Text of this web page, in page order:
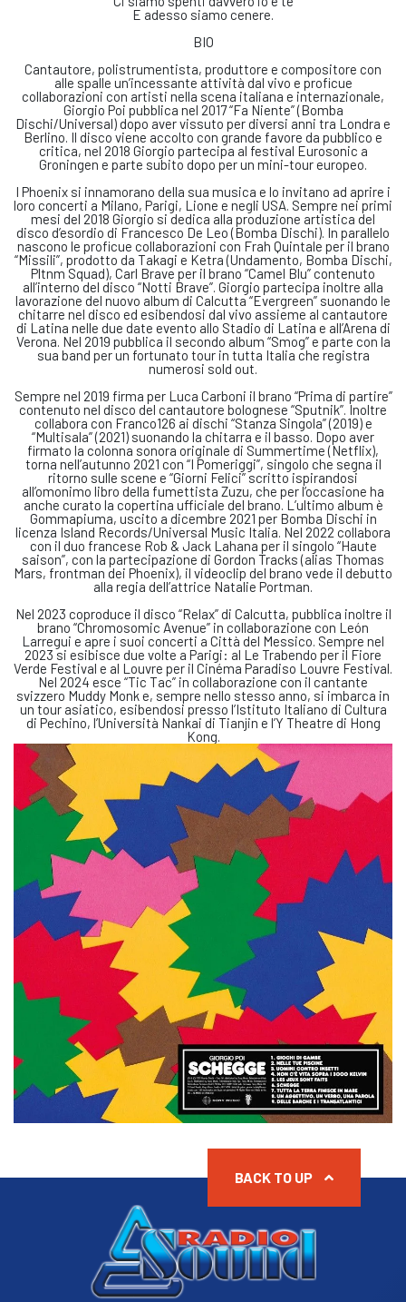
E adesso siamo cenere.
BIO
Cantautore, polistrumentista, produttore e compositore con
alle spalle un’incessante attività dal vivo e proficue
collaborazioni con artisti nella scena italiana e internazionale,
Giorgio Poi pubblica nel 2017 “Fa Niente” (Bomba
Dischi/Universal) dopo aver vissuto per diversi anni tra Londra e
Berlino. Il disco viene accolto con grande favore da pubblico e
critica, nel 2018 Giorgio partecipa al festival Eurosonic a
Groningen e parte subito dopo per un mini-tour europeo.
I Phoenix si innamorano della sua musica e lo invitano ad aprire i
loro concerti a Milano, Parigi, Lione e negli USA. Sempre nei primi
mesi del 2018 Giorgio si dedica alla produzione artistica del
disco d’esordio di Francesco De Leo (Bomba Dischi). In parallelo
nascono le proficue collaborazioni con Frah Quintale per il brano
“Missili”, prodotto da Takagi e Ketra (Undamento, Bomba Dischi,
Pltnm Squad), Carl Brave per il brano “Camel Blu” contenuto
all’interno del disco “Notti Brave”. Giorgio partecipa inoltre alla
lavorazione del nuovo album di Calcutta “Evergreen” suonando le
chitarre nel disco ed esibendosi dal vivo assieme al cantautore
di Latina nelle due date evento allo Stadio di Latina e all’Arena di
Verona. Nel 2019 pubblica il secondo album “Smog” e parte con la
sua band per un fortunato tour in tutta Italia che registra
numerosi sold out.
Sempre nel 2019 firma per Luca Carboni il brano “Prima di partire”
contenuto nel disco del cantautore bolognese “Sputnik”. Inoltre
collabora con Franco126 ai dischi “Stanza Singola” (2019) e
“Multisala” (2021) suonando la chitarra e il basso. Dopo aver
firmato la colonna sonora originale di Summertime (Netflix),
torna nell’autunno 2021 con “I Pomeriggi”, singolo che segna il
ritorno sulle scene e “Giorni Felici” scritto ispirandosi
all’omonimo libro della fumettista Zuzu, che per l’occasione ha
anche curato la copertina ufficiale del brano. L’ultimo album è
Gommapiuma, uscito a dicembre 2021 per Bomba Dischi in
licenza Island Records/Universal Music Italia. Nel 2022 collabora
con il duo francese Rob & Jack Lahana per il singolo “Haute
saison”, con la partecipazione di Gordon Tracks (alias Thomas
Mars, frontman dei Phoenix), il videoclip del brano vede il debutto
alla regia dell’attrice Natalie Portman.
Nel 2023 coproduce il disco “Relax” di Calcutta, pubblica inoltre il
brano “Chromosomic Avenue” in collaborazione con León
Larregui e apre i suoi concerti a Città del Messico. Sempre nel
2023 si esibisce due volte a Parigi: al Le Trabendo per il Fiore
Verde Festival e al Louvre per il Cinéma Paradiso Louvre Festival.
Nel 2024 esce “Tic Tac” in collaborazione con il cantante
svizzero Muddy Monk e, sempre nello stesso anno, si imbarca in
un tour asiatico, esibendosi presso l’Istituto Italiano di Cultura
di Pechino, l’Università Nankai di Tianjin e l’Y Theatre di Hong
Kong.
BACK TO UP